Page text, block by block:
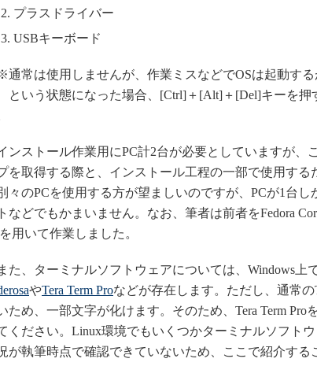
プラスドライバー
USBキーボード
常は使用しませんが、作業ミスなどでOSは起動する
という状態になった場合、[Ctrl]＋[Alt]＋[Del]キーを押
ンストール作業用にPC計2台が必要としていますが、
を取得する際と、インストール工程の一部で使用する
々のPCを使用する方が望ましいのですが、PCが1台
などでもかまいません。なお、筆者は前者をFedora
用いて作業しました。
た、ターミナルソフトウェアについては、Windows上
やTera Term Proなどが存在します。ただし、通常の
ため、一部文字が化けます。そのため、Tera Term Pro
ください。Linux環境でもいくつかターミナルソフト
が執筆時点で確認できていないため、ここで紹介する